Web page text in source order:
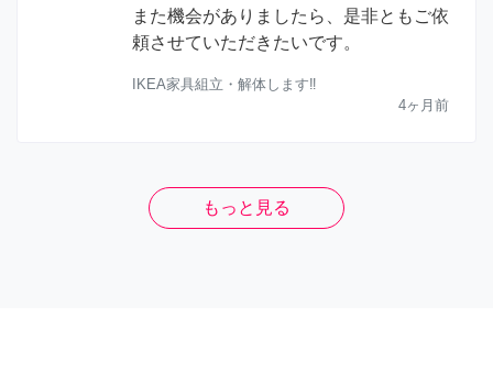
また機会がありましたら、是非ともご依
頼させていただきたいです。
IKEA家具組立・解体します‼︎
4ヶ月前
もっと見る